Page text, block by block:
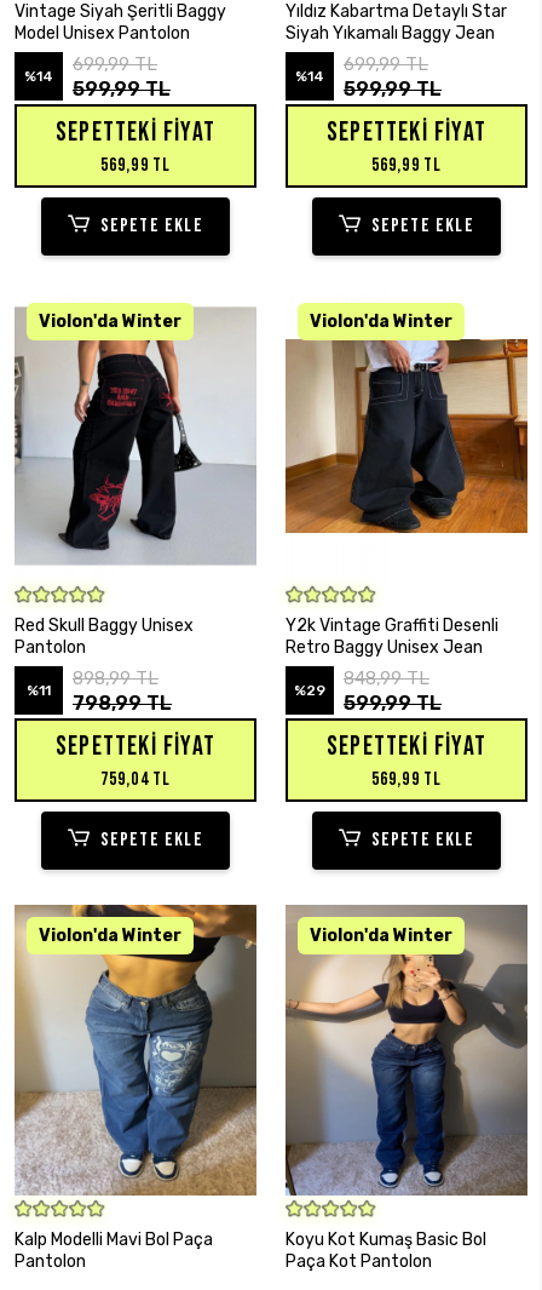
Vintage Siyah Şeritli Baggy
Model Unisex Pantolon
%14
699,99 TL
599,99 TL
SEPETTEKI FIYAT
569,99 TL
SEPETE EKLE
Yıldız Kabartma Detaylı Star
Siyah Yıkamalı Baggy Jean
%14
699,99 TL
599,99 TL
SEPETTEKI FIYAT
569,99 TL
SEPETE EKLE
SEPETE EKLE
Red Skull Baggy Unisex
Pantolon
%11
898,99 TL
798,99 TL
SEPETTEKI FIYAT
759,04 TL
SEPETE EKLE
SEPETE EKLE
Y2k Vintage Graffiti Desenli
Retro Baggy Unisex Jean
%29
848,99 TL
599,99 TL
SEPETTEKI FIYAT
569,99 TL
SEPETE EKLE
SEPETE EKLE
Kalp Modelli Mavi Bol Paça
Pantolon
SEPETE EKLE
Koyu Kot Kumaş Basic Bol
Paça Kot Pantolon